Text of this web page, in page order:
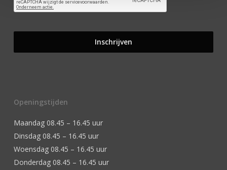
Openingstijden
Maandag 08.45 – 16.45 uur
Dinsdag 08.45 – 16.45 uur
Woensdag 08.45 – 16.45 uur
Donderdag 08.45 – 16.45 uur